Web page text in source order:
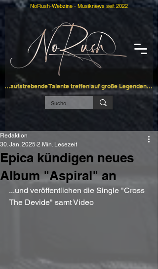
…aufstrebende Talente treffen auf große Legenden…
NoRush-Webzine - Musiknews seit 2022
Epica kündigen neues
Album "Aspiral" an
Redaktion
30. Jan. 2025 2 Min. Lesezeit
...und veröffentlichen die Single "Cross
The Devide" samt Video